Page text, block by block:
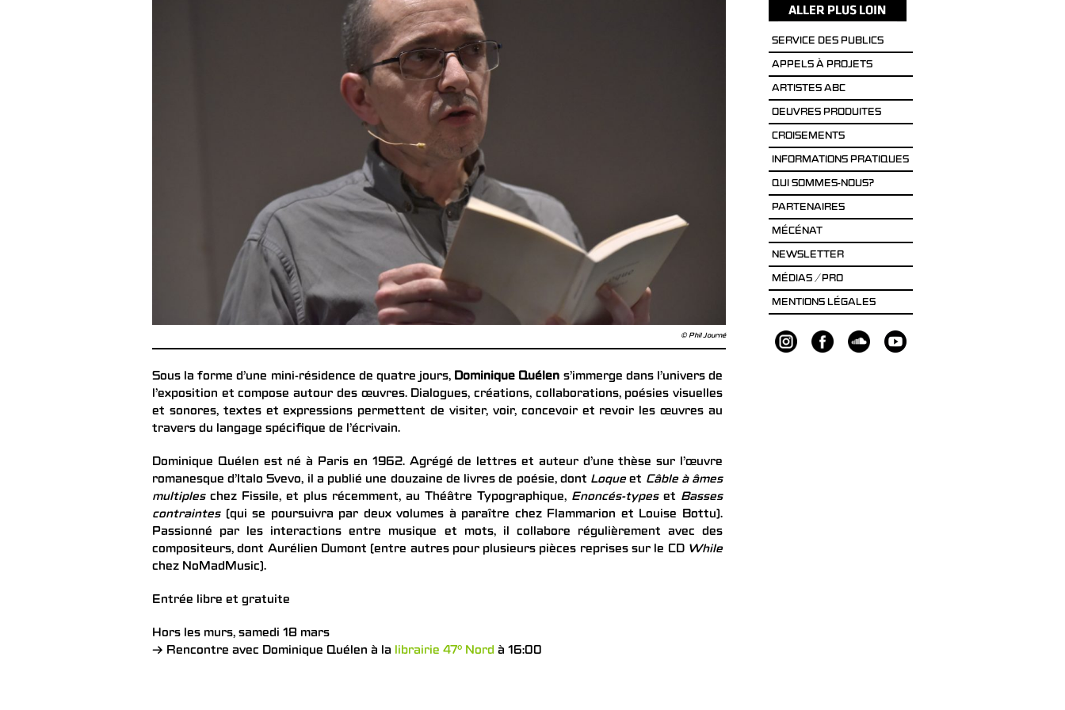
© Phil Journé
Sous la forme d’une mini-résidence de quatre jours, Dominique Quélen s’immerge dans l’univers de
l’exposition et compose autour des œuvres. Dialogues, créations, collaborations, poésies visuelles
et sonores, textes et expressions permettent de visiter, voir, concevoir et revoir les œuvres au
travers du langage spécifique de l’écrivain.
Dominique Quélen est né à Paris en 1962. Agrégé de lettres et auteur d’une thèse sur l’œuvre
romanesque d’Italo Svevo, il a publié une douzaine de livres de poésie, dont Loqueet Câble à âmes
multiples chez Fissile, et plus récemment, au Théâtre Typographique, Enoncés-typeset Basses
contraintes(qui se poursuivra par deux volumes à paraître chez Flammarion et Louise Bottu).
Passionné par les interactions entre musique et mots, il collabore régulièrement avec des
compositeurs, dont Aurélien Dumont (entre autres pour plusieurs pièces reprises sur le CD While
chez NoMadMusic).
Entrée libre et gratuite
Hors les murs, samedi 18 mars
→ Rencontre avec Dominique Quélen à la librairie 47° Nord à 16:00
SERVICE DES PUBLICS
APPELS À PROJETS
ARTISTES ABC
OEUVRES PRODUITES
CROISEMENTS
INFORMATIONS PRATIQUES
QUI SOMMES-NOUS?
PARTENAIRES
MÉCÉNAT
NEWSLETTER
MÉDIAS / PRO
MENTIONS LÉGALES